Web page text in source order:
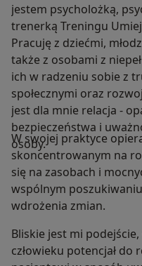
jestem psycholożką,
trenerką Treningu
Pracuję z dziećmi,
także z osobami z
ich w radzeniu sobie z
społecznymi oraz
jest dla mnie relacja -
bezpieczeństwa i
osoby.
W swojej praktyce
skoncentrowanym na
się na zasobach i
wspólnym
wdrożenia zmian.
Bliskie jest mi
człowieku potencjał do